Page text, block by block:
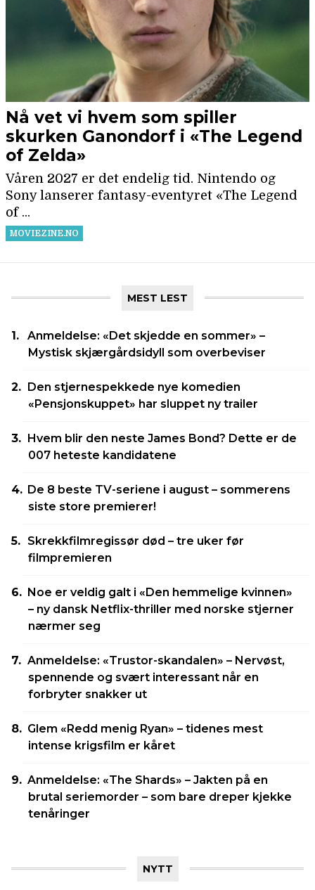
MEST LEST
Anmeldelse: «Det skjedde en sommer» –
Mystisk skjærgårdsidyll som overbeviser
Den stjernespekkede nye komedien
«Pensjonskuppet» har sluppet ny trailer
Hvem blir den neste James Bond? Dette er de
007 heteste kandidatene
De 8 beste TV-seriene i august – sommerens
siste store premierer!
Skrekkfilmregissør død – tre uker før
filmpremieren
Noe er veldig galt i «Den hemmelige kvinnen»
– ny dansk Netflix-thriller med norske stjerner
nærmer seg
Anmeldelse: «Trustor-skandalen» – Nervøst,
spennende og svært interessant når en
forbryter snakker ut
Glem «Redd menig Ryan» – tidenes mest
intense krigsfilm er kåret
Anmeldelse: «The Shards» – Jakten på en
brutal seriemorder – som bare dreper kjekke
tenåringer
NYTT